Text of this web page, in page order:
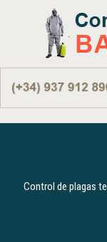
Control de plagas